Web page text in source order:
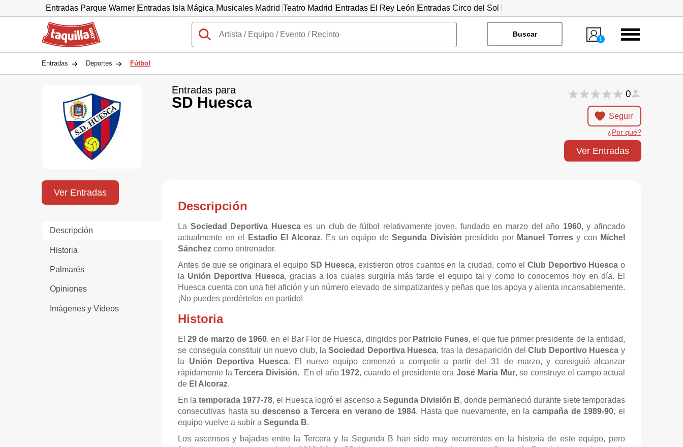
Entradas Parque Warner Entradas Isla Mágica Musicales Madrid Teatro Madrid Entradas El Rey León Entradas Circo del Sol
Taquilla.com
Buscar
1
Menú
Entradas Deportes Fútbol
Entradas para
SD Huesca
0
Seguir
¿Por qué?
Ver Entradas
Ver Entradas
Descripción
Historia
Palmarés
Opiniones
Imágenes y Vídeos
Descripción
La Sociedad Deportiva Huescaes un club de fútbol relativamente joven, fundado en marzo del año 1960, y afincado
actualmente en el
Estadio El Alcoraz. Es un equipo de Segunda División presidido por Manuel Torresy con Míchel
Sánchez como entrenador.
Antes de que se originara el equipo SD Huesca, existieron otros cuantos en la ciudad, como el Club Deportivo Huesca o
la Unión Deportiva Huesca, gracias a los cuales surgiría más tarde el equipo tal y como lo conocemos hoy en día. El
Huesca cuenta con una fiel afición y un número elevado de simpatizantes y peñas que los apoya y alienta incansablemente.
¡No puedes perdértelos en partido!
Historia
El29 de marzo de 1960, en el Bar Flor de Huesca, dirigidos por Patricio Funes, el que fue primer presidente de la entidad,
se conseguía constituir un nuevo club, laSociedad Deportiva Huesca, tras la desaparición del Club Deportivo Huesca y
la Unión Deportiva Huesca. El nuevo equipo comenzó a competir a partir del 31 de marzo, y consiguió alcanzar
rápidamente la Tercera División. En el año 1972, cuando el presidente era José María Mur, se construye el campo actual
de El Alcoraz.
En la temporada 1977-78, el Huesca logró el ascenso a Segunda División B, donde permaneció durante siete temporadas
consecutivas hasta su descenso a Tercera en verano de 1984. Hasta que nuevamente, en la campaña de 1989-90, el
equipo vuelve a subir a Segunda B.
Los ascensos y bajadas entre la Tercera y la Segunda B han sido muy recurrentes en la historia de este equipo, pero